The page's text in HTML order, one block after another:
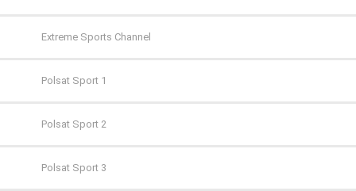
TVS
WP
ZOOM
CANAL+ Seriale
Cinemax
Cinemax 2
Comedy Central
Extreme Sports Channel
Polsat Sport 1
Polsat Sport 2
Polsat Sport 3